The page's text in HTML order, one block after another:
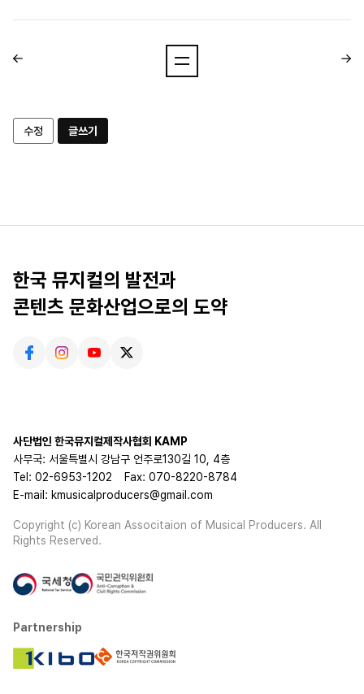
수정 글쓰기
한국 뮤지컬의 발전과
콘텐츠 문화산업으로의 도약
사단법인 한국뮤지컬제작사협회 KAMP
사무국: 서울특별시 강남구 언주로130길 10, 4층
Tel: 02-6953-1202
Fax: 070-8220-8784
E-mail: kmusicalproducers@gmail.com
Copyright (c) Korean Associtaion of Musical Producers. All
Rights Reserved.
Partnership